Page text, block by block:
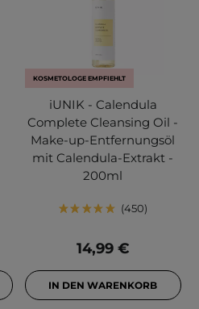
KOSMETOLOGE EMPFIEHLT
iUNIK - Calendula
Complete Cleansing Oil -
Make-up-Entfernungsöl
mit Calendula-Extrakt -
200ml
450
14,99 €
IN DEN WARENKORB